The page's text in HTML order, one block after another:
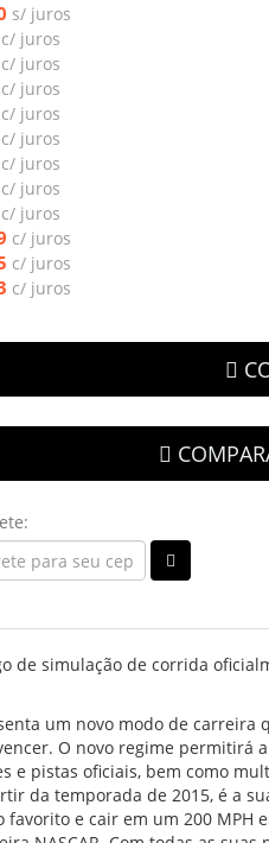
s/ juros
c/ juros
c/ juros
c/ juros
c/ juros
c/ juros
c/ juros
c/ juros
c/ juros
c/ juros
c/ juros
c/ juros
de simulação de corrida
um novo modo de
O novo regime permitirá
e pistas oficiais, bem como
da temporada de 2015, é a
e cair em um 200